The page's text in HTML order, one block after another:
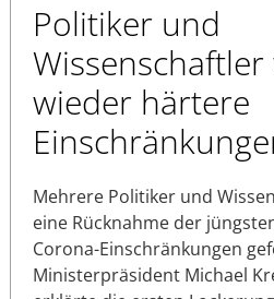
Politiker und
wieder härtere
Mehrere Politiker und
eine Rücknahme der
Corona-Einschränkungen
Ministerpräsident Michael